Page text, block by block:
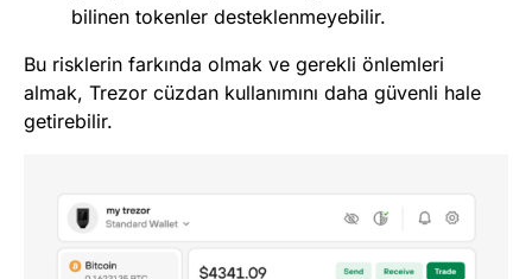
bilinen tokenler desteklenmeyebilir.
Bu risklerin farkında olmak ve gerekli önlemleri
almak, Trezor cüzdan kullanımını daha güvenli hale
getirebilir.